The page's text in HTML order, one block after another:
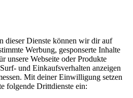
dieser Dienste können wir dir auf
Werbung, gesponserte Inhalte
unsere Webseite oder Produkte
und Einkaufsverhalten anzeigen
Mit deiner Einwilligung setzen
folgende Drittdienste ein: